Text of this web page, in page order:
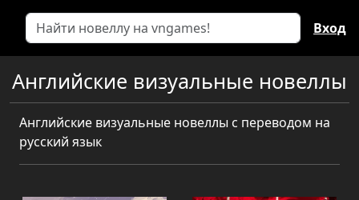
Вход
Английские визуальные новеллы
Английские визуальные новеллы с переводом на
русский язык